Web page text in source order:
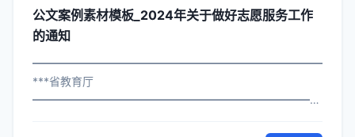
公文案例素材模板_2024年关于做好志愿服务工作
的通知
***省教育厅